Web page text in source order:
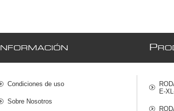
NFORMACIÓN
Condiciones de uso
Sobre Nosotros
P
E-